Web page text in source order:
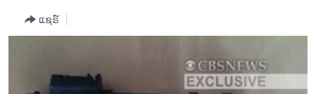
ໂລກ
ອິດສະຫຼະພາບດ້ານການຂ່າວ
ແຊຣ໌